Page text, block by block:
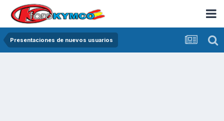
Presentaciones de nuevos usuarios